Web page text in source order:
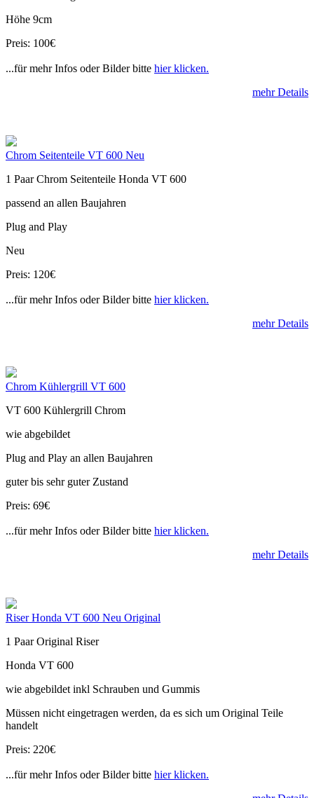
Höhe 9cm
Preis: 100€
...für mehr Infos oder Bilder bitte hier klicken.
mehr Details
Chrom Seitenteile VT 600 Neu
1 Paar Chrom Seitenteile Honda VT 600
passend an allen Baujahren
Plug and Play
Neu
Preis: 120€
...für mehr Infos oder Bilder bitte hier klicken.
mehr Details
Chrom Kühlergrill VT 600
VT 600 Kühlergrill Chrom
wie abgebildet
Plug and Play an allen Baujahren
guter bis sehr guter Zustand
Preis: 69€
...für mehr Infos oder Bilder bitte hier klicken.
mehr Details
Riser Honda VT 600 Neu Original
1 Paar Original Riser
Honda VT 600
wie abgebildet inkl Schrauben und Gummis
Müssen nicht eingetragen werden, da es sich um Original Teile
handelt
Preis: 220€
...für mehr Infos oder Bilder bitte hier klicken.